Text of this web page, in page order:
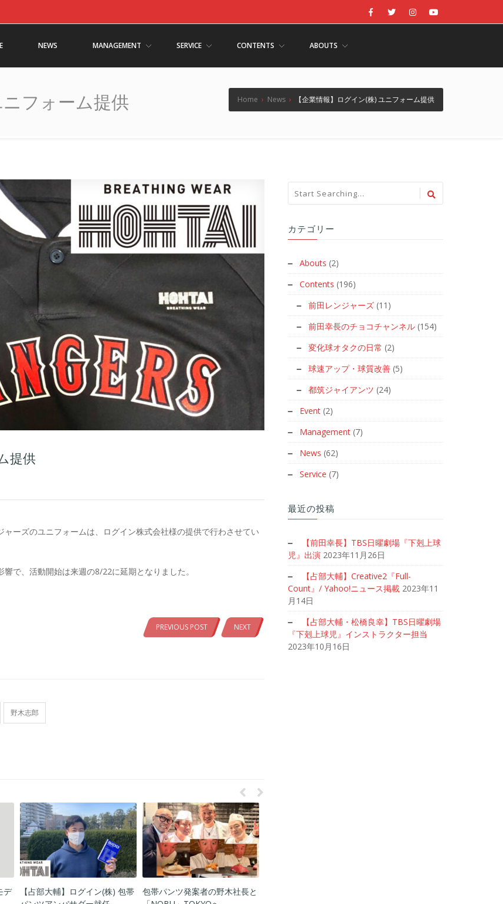
NEWS MANAGEMENT SERVICE CONTENTS ABOUTS
ニフォーム提供 Home › News › 【企業情報】ログイン(株) ユニフォーム提供
提供
ーズのユニフォームは、ログイン株式会社様の提供で行わさせてい
で、活動開始は来週の8/22に延期となりました。
PREVIOUS POST NEXT
野木志郎
デ
【占部大輔】ログイン(株) 包帯
包帯パンツ発案者の野木社長と
カテゴリー
Abouts (2)
Contents (196)
前田レンジャーズ (11)
前田幸長のチョコチャンネル (154)
変化球オタクの日常 (2)
球速アップ・球質改善 (5)
都筑ジャイアンツ (24)
Event (2)
Management (7)
News (62)
Service (7)
最近の投稿
【前田幸長】TBS日曜劇場『下剋上球
児』出演 2023年11月26日
【占部大輔】Creative2『Full-
Count』/ Yahoo!ニュース掲載 2023年11
月14日
【占部大輔・松橋良幸】TBS日曜劇場
『下剋上球児』インストラクター担当
2023年10月16日